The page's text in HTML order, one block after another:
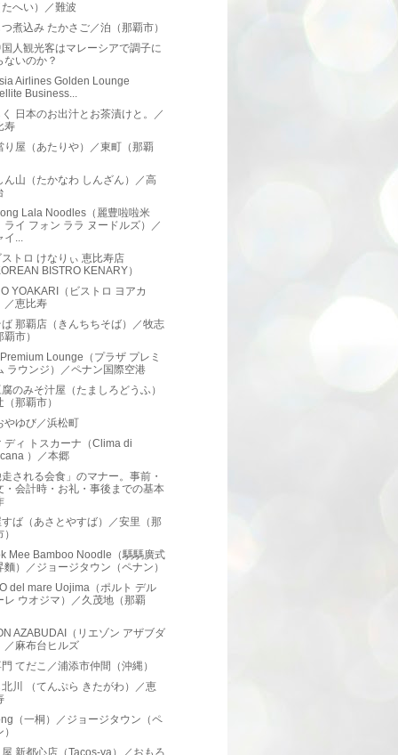
へい）／難波
煮込み たかさご／泊（那覇市）
人観光客はマレーシアで調子に
ないのか？
Airlines Golden Lounge
Business...
日本のお出汁とお茶漬けと。／
寿
り屋（あたりや）／東町（那覇
ん山（たかなわ しんざん）／高
Lala Noodles（麗豊啦啦米
ライ フォン ララ ヌードルズ）／
イ...
トロ けなりぃ 恵比寿店
BISTRO KENARY）
YOAKARI（ビストロ ヨアカ
／恵比寿
那覇店（きんちちそば）／牧志
市）
Lounge（プラザ プレミ
ラウンジ）／ペナン国際空港
のみそ汁屋（たましろどうふ）
（那覇市）
やゆび／浜松町
ディ トスカーナ（Clima di
）／本郷
される会食」のマナー。事前・
・会計時・お礼・事後までの基本
ば（あさとやすば）／安里（那
Mee Bamboo Noodle（騳騳廣式
麵）／ジョージタウン（ペナン）
del mare Uojima（ポルト デル
レ ウオジマ）／久茂地（那覇
AZABUDAI（リエゾン アザブダ
／麻布台ヒルズ
てだこ／浦添市仲間（沖縄）
川 （てんぷら きたがわ）／恵
（一桐）／ジョージタウン（ペ